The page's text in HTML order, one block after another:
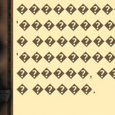
�
������,
� �����.